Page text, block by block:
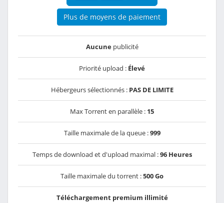
Plus de moyens de paiement
Aucunepublicité
Priorité upload : Élevé
Hébergeurs sélectionnés : PAS DE LIMITE
Max Torrent en parallèle : 15
Taille maximale de la queue :999
Temps de download et d'upload maximal :96 Heures
Taille maximale du torrent :500 Go
Téléchargement premium illimité